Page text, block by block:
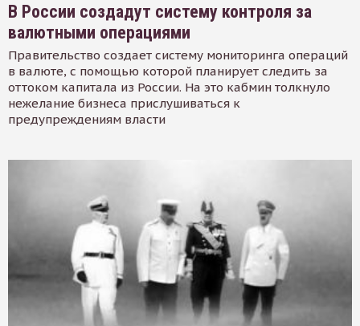
В России создадут систему контроля за
валютными операциями
Правительство создает систему мониторинга операций
в валюте, с помощью которой планирует следить за
оттоком капитала из России. На это кабмин толкнуло
нежелание бизнеса прислушиваться к
предупреждениям власти